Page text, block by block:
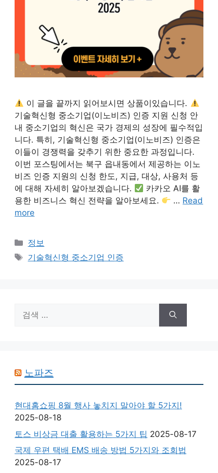
이 글을 끝까지 읽어보시면 상품이있습니다.
기술혁신형 중소기업(이노비즈) 인증 지원 신청 안
내 중소기업의 혁신은 국가 경제의 성장에 필수적입
니다. 특히, 기술혁신형 중소기업(이노비즈) 인증은
이들이 경쟁력을 갖추기 위한 중요한 과정입니다.
이번 포스팅에서는 북구 읍내동에서 제공하는 이노
비즈 인증 지원의 신청 한도, 지급, 대상, 사용처 등
에 대해 자세히 알아보겠습니다.
카카오 AI를 활
용한 비즈니스 혁신 전략을 알아보세요.
… Read
more
카
테
정보
태
기술혁신형 중소기업 인증
색:
노파즈
현대홈쇼핑 8월 행사 놓치지 말아야 할 5가지!
2025-08-18
토스 비상금 대출 활용하는 5가지 팁 2025-08-17
국제 우편 택배 EMS 배송 방법 5가지와 조회법
2025-08-17